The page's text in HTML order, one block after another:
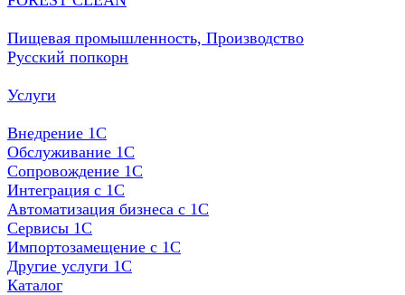
Пищевая промышленность, Производство
Русский попкорн
Услуги
Внедрение 1С
Обслуживание 1С
Сопровождение 1С
Интеграция с 1С
Автоматизация бизнеса с 1С
Сервисы 1С
Импортозамещение с 1С
Другие услуги 1С
Каталог